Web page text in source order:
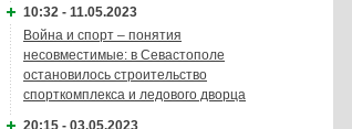
10:32 - 11.05.2023
Война и спорт – понятия
несовместимые: в Севастополе
остановилось строительство
спорткомплекса и ледового дворца
20:15 - 03.05.2023